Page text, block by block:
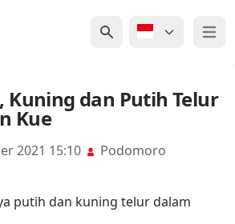
Open
Kuning dan Putih Telur
Kue
2021 15:10
Podomoro